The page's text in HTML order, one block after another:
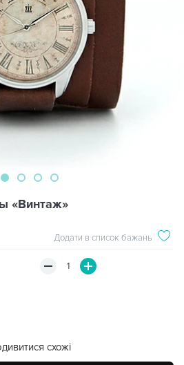
«Винтаж»
Додати в список бажань
схожі